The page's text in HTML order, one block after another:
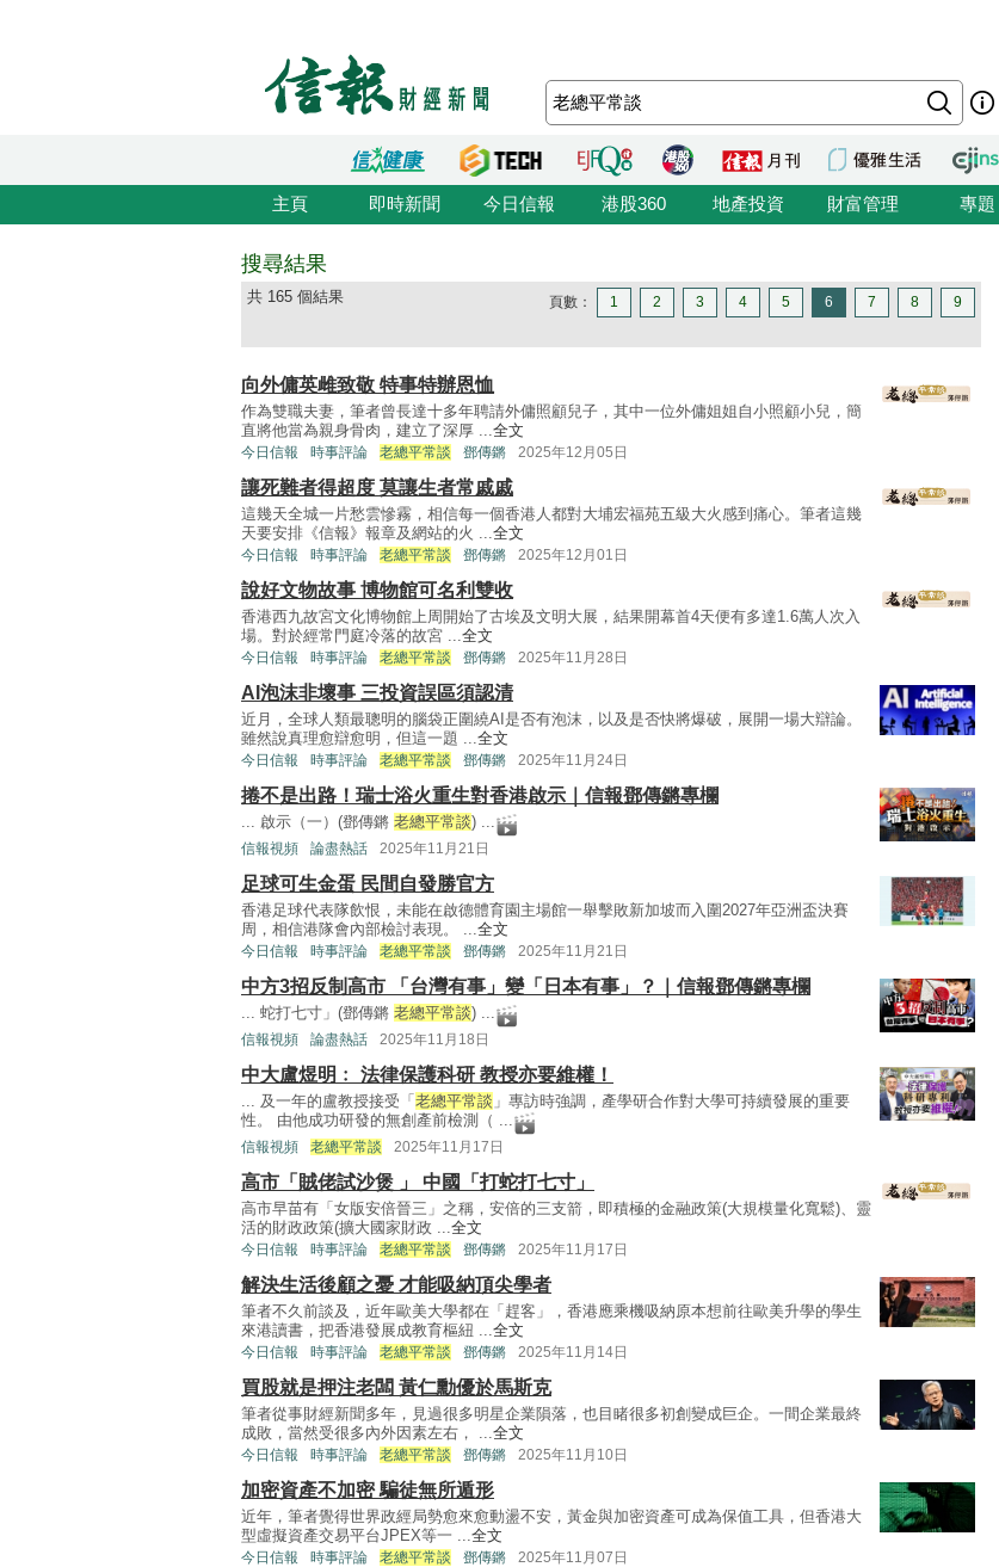
主頁 即時新聞 今日信報 港股360 地產投資 財富管理 專題
搜尋結果
共 165 個結果 頁數： 1 2 3 4 5 6 7 8 9
向外傭英雌致敬 特事特辦恩恤
作為雙職夫妻，筆者曾長達十多年聘請外傭照顧兒子，其中一位外傭姐姐自小照顧小兒，簡
直將他當為親身骨肉，建立了深厚 ...全文
今日信報 時事評論 老總平常談 鄧傳鏘 2025年12月05日
讓死難者得超度 莫讓生者常戚戚
這幾天全城一片愁雲慘霧，相信每一個香港人都對大埔宏福苑五級大火感到痛心。筆者這幾
天要安排《信報》報章及網站的火 ...全文
今日信報 時事評論 老總平常談 鄧傳鏘 2025年12月01日
說好文物故事 博物館可名利雙收
香港西九故宮文化博物館上周開始了古埃及文明大展，結果開幕首4天便有多達1.6萬人次入
場。對於經常門庭冷落的故宮 ...全文
今日信報 時事評論 老總平常談 鄧傳鏘 2025年11月28日
AI泡沫非壞事 三投資誤區須認清
近月，全球人類最聰明的腦袋正圍繞AI是否有泡沫，以及是否快將爆破，展開一場大辯論。
雖然說真理愈辯愈明，但這一題 ...全文
今日信報 時事評論 老總平常談 鄧傳鏘 2025年11月24日
捲不是出路！瑞士浴火重生對香港啟示｜信報鄧傳鏘專欄
... 啟示（一）(鄧傳鏘 老總平常談) ...
信報視頻 論盡熱話 2025年11月21日
足球可生金蛋 民間自發勝官方
香港足球代表隊飲恨，未能在啟德體育園主場館一舉擊敗新加坡而入圍2027年亞洲盃決賽
周，相信港隊會內部檢討表現。 ...全文
今日信報 時事評論 老總平常談 鄧傳鏘 2025年11月21日
中方3招反制高市 「台灣有事」變「日本有事」？｜信報鄧傳鏘專欄
... 蛇打七寸」(鄧傳鏘 老總平常談) ...
信報視頻 論盡熱話 2025年11月18日
中大盧煜明﹕ 法律保護科研 教授亦要維權！
... 及一年的盧教授接受「 老總平常談 」專訪時強調，產學研合作對大學可持續發展的重要
性。 由他成功研發的無創產前檢測（ ...
信報視頻 老總平常談 2025年11月17日
高市「賊佬試沙煲 」 中國「打蛇打七寸」
高市早苗有「女版安倍晉三」之稱，安倍的三支箭，即積極的金融政策(大規模量化寬鬆)、靈
活的財政政策(擴大國家財政 ...全文
今日信報 時事評論 老總平常談 鄧傳鏘 2025年11月17日
解決生活後顧之憂 才能吸納頂尖學者
筆者不久前談及，近年歐美大學都在「趕客」，香港應乘機吸納原本想前往歐美升學的學生
來港讀書，把香港發展成教育樞紐 ...全文
今日信報 時事評論 老總平常談 鄧傳鏘 2025年11月14日
買股就是押注老闆 黃仁勳優於馬斯克
筆者從事財經新聞多年，見過很多明星企業隕落，也目睹很多初創變成巨企。一間企業最終
成敗，當然受很多內外因素左右， ...全文
今日信報 時事評論 老總平常談 鄧傳鏘 2025年11月10日
加密資產不加密 騙徒無所遁形
近年，筆者覺得世界政經局勢愈來愈動盪不安，黃金與加密資產可成為保值工具，但香港大
型虛擬資產交易平台JPEX等一 ...全文
今日信報 時事評論 老總平常談 鄧傳鏘 2025年11月07日